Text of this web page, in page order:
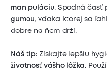
manipuláciu. Spodná časť
gumou, vďaka ktorej sa
dobre na ňom drží.
Náš tip: Získajte lepšiu
životnosť vášho lôžka.